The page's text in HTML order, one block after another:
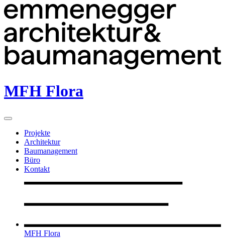
MFH Flora
Projekte
Architektur
Baumanagement
Büro
Kontakt
MFH Flora